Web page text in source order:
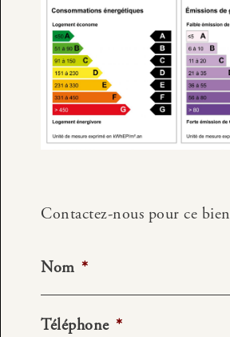
Contactez-nous pour ce bien
Nom *
Téléphone *